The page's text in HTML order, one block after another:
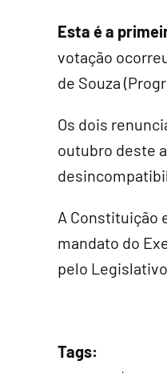
Esta é a
votação
de Souza
Os dois
outubro deste
A Constituição
mandato do
pelo
Tags: